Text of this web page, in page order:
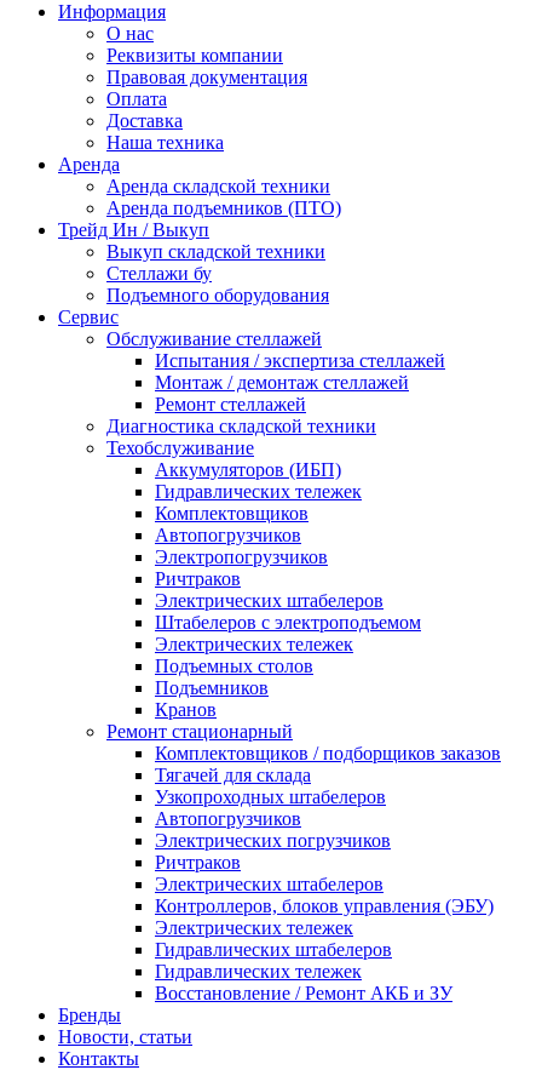
Информация
О нас
Реквизиты компании
Правовая документация
Оплата
Доставка
Наша техника
Аренда
Аренда складской техники
Аренда подъемников (ПТО)
Трейд Ин / Выкуп
Выкуп складской техники
Стеллажи бу
Подъемного оборудования
Сервис
Обслуживание стеллажей
Испытания / экспертиза стеллажей
Монтаж / демонтаж стеллажей
Ремонт стеллажей
Диагностика складской техники
Техобслуживание
Аккумуляторов (ИБП)
Гидравлических тележек
Комплектовщиков
Автопогрузчиков
Электропогрузчиков
Ричтраков
Электрических штабелеров
Штабелеров с электроподъемом
Электрических тележек
Подъемных столов
Подъемников
Кранов
Ремонт стационарный
Комплектовщиков / подборщиков заказов
Тягачей для склада
Узкопроходных штабелеров
Автопогрузчиков
Электрических погрузчиков
Ричтраков
Электрических штабелеров
Контроллеров, блоков управления (ЭБУ)
Электрических тележек
Гидравлических штабелеров
Гидравлических тележек
Восстановление / Ремонт АКБ и ЗУ
Бренды
Новости, статьи
Контакты